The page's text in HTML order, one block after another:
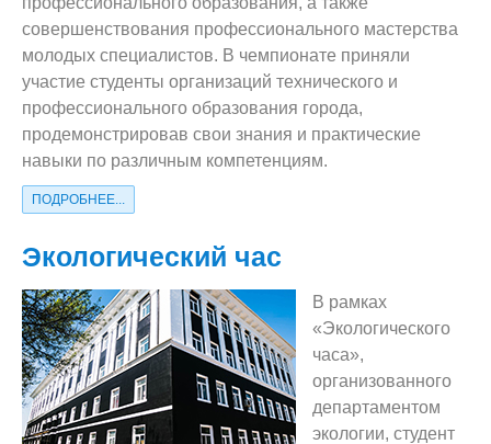
Видеообзор колледжа
совершенствования профессионального мастерства
молодых специалистов. В чемпионате приняли
участие студенты организаций технического и
профессионального образования города,
продемонстрировав свои знания и практические
навыки по различным компетенциям.
ПОДРОБНЕЕ...
Экологический час
В рамках
«Экологического
часа»,
организованного
департаментом
экологии, студент